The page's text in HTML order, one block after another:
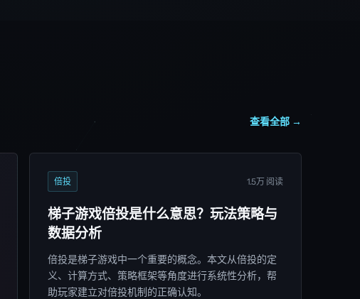
查看全部 →
倍投 1.5万 阅读
梯子游戏倍投是什么意思？玩法策略与
数据分析
倍投是梯子游戏中一个重要的概念。本文从倍投的定
义、计算方式、策略框架等角度进行系统性分析，帮
助玩家建立对倍投机制的正确认知。